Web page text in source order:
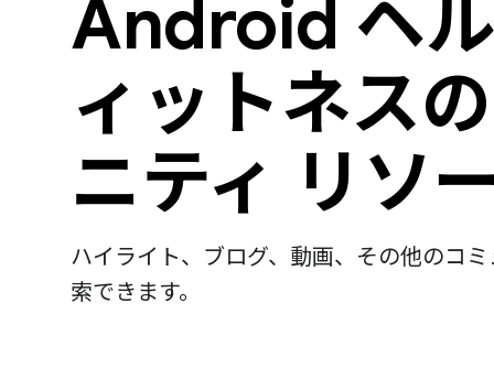
Android ヘ
ィットネス
ニティ リソ
ハイライト、ブログ、動画、その他のコ
索できます。